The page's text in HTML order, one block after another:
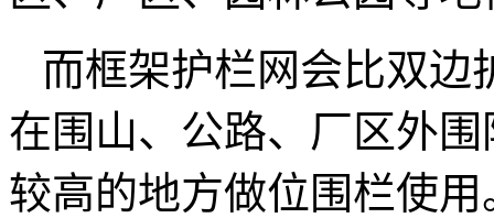
而框架护栏网会比双边
在围山、公路、厂区外
较高的地方做位围栏使用